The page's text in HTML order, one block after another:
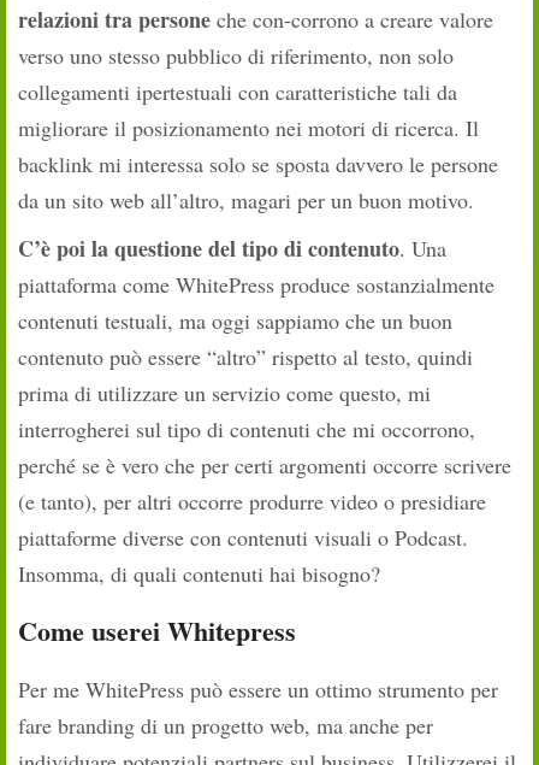
relazioni tra persone che con-corrono a creare valore
verso uno stesso pubblico di riferimento, non solo
collegamenti ipertestuali con caratteristiche tali da
migliorare il posizionamento nei motori di ricerca. Il
backlink mi interessa solo se sposta davvero le persone
da un sito web all’altro, magari per un buon motivo.
C’è poi la questione del tipo di contenuto. Una
piattaforma come WhitePress produce sostanzialmente
contenuti testuali, ma oggi sappiamo che un buon
contenuto può essere “altro” rispetto al testo, quindi
prima di utilizzare un servizio come questo, mi
interrogherei sul tipo di contenuti che mi occorrono,
perché se è vero che per certi argomenti occorre scrivere
(e tanto), per altri occorre produrre video o presidiare
piattaforme diverse con contenuti visuali o Podcast.
Insomma, di quali contenuti hai bisogno?
Come userei Whitepress
Per me WhitePress può essere un ottimo strumento per
fare branding di un progetto web, ma anche per